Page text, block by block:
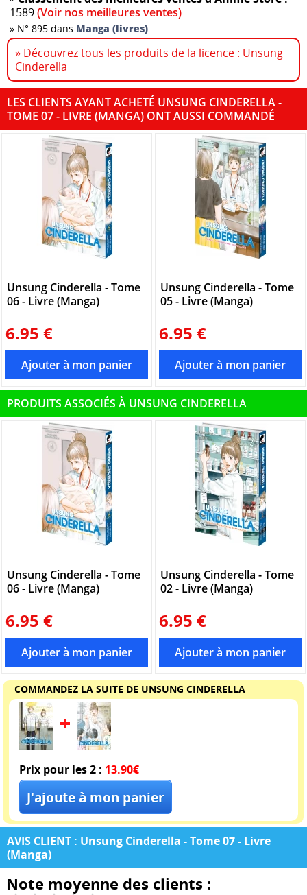
1589(Voir nos meilleures ventes)
» N° 895 dans Manga (livres)
» Découvrez tous les produits de la licence : Unsung
Cinderella
LES CLIENTS AYANT ACHETÉ UNSUNG CINDERELLA -
TOME 07 - LIVRE (MANGA) ONT AUSSI COMMANDÉ
Unsung Cinderella - Tome
06 - Livre (Manga)
6.95 €
Unsung Cinderella - Tome
05 - Livre (Manga)
6.95 €
PRODUITS ASSOCIÉS À UNSUNG CINDERELLA
Unsung Cinderella - Tome
06 - Livre (Manga)
6.95 €
Unsung Cinderella - Tome
02 - Livre (Manga)
6.95 €
COMMANDEZ LA SUITE DE UNSUNG CINDERELLA
Prix pour les 2 : 13.90€
AVIS CLIENT : Unsung Cinderella - Tome 07 - Livre
(Manga)
Note moyenne des clients :